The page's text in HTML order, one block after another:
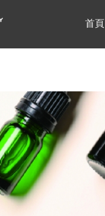
首頁